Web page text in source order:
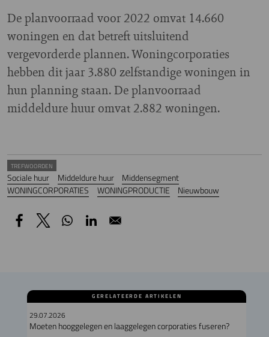
De planvoorraad voor 2022 omvat 14.660
woningen en dat betreft uitsluitend
vergevorderde plannen. Woningcorporaties
hebben dit jaar 3.880 zelfstandige woningen in
hun planning staan. De planvoorraad
middeldure huur omvat 2.882 woningen.
TREFWOORDEN
Sociale huur Middeldure huur
Middensegment
WONINGCORPORATIES
WONINGPRODUCTIE Nieuwbouw
GERELATEERDE ARTIKELEN
29.07.2026
Moeten hooggelegen en laaggelegen corporaties fuseren?